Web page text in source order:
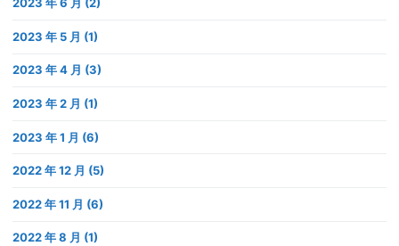
2023 年 6 月 (2)
2023 年 5 月 (1)
2023 年 4 月 (3)
2023 年 2 月 (1)
2023 年 1 月 (6)
2022 年 12 月 (5)
2022 年 11 月 (6)
2022 年 8 月 (1)